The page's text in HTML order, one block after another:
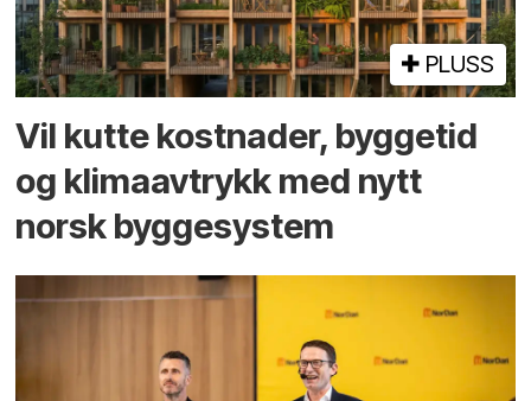
PLUSS
Vil kutte kostnader, byggetid
og klima­avtrykk med nytt
norsk bygge­system